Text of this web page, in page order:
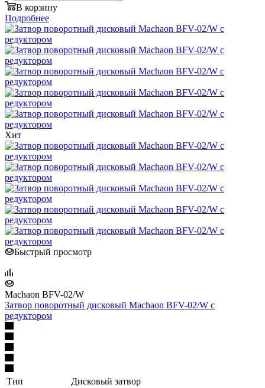
В корзину
Подробнее
Хит
Быстрый просмотр
Machaon BFV-02/W
Затвор поворотный дисковый Machaon BFV-02/W с
редуктором
Тип
Дисковый затвор